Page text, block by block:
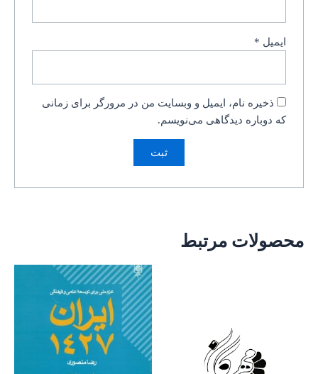
ایمیل *
ذخیره نام، ایمیل و وبسایت من در مرورگر برای زمانی
که دوباره دیدگاهی می‌نویسم.
محصولات مرتبط